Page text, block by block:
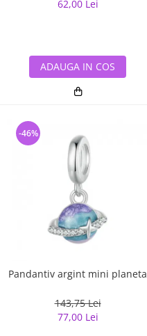
62,00 Lei
ADAUGA IN COS
Pandantiv argint mini planeta
143,75 Lei
77,00 Lei
-46%